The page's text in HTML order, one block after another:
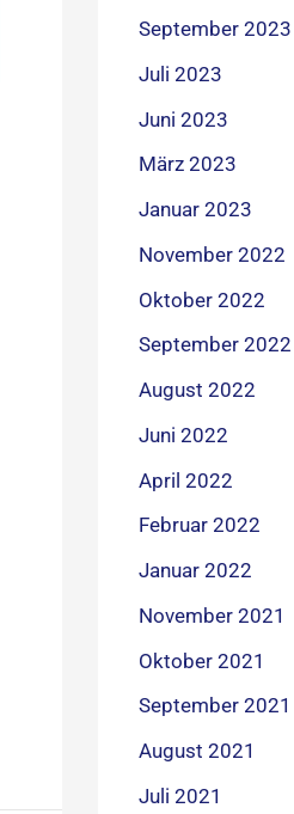
September 2023
Juli 2023
Juni 2023
März 2023
Januar 2023
November 2022
Oktober 2022
September 2022
August 2022
Juni 2022
April 2022
Februar 2022
Januar 2022
November 2021
Oktober 2021
September 2021
August 2021
Juli 2021